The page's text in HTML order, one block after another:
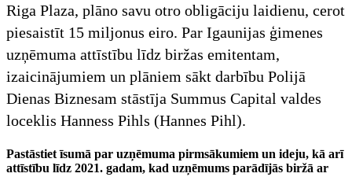
Riga Plaza, plāno savu otro obligāciju laidienu, cerot
piesaistīt 15 miljonus eiro. Par Igaunijas ģimenes
uzņēmuma attīstību līdz biržas emitentam,
izaicinājumiem un plāniem sākt darbību Polijā
Dienas Biznesam stāstīja Summus Capital valdes
loceklis Hanness Pihls (Hannes Pihl).
Pastāstiet īsumā par uzņēmuma pirmsākumiem un ideju, kā arī
attīstību līdz 2021. gadam, kad uzņēmums parādījās biržā ar